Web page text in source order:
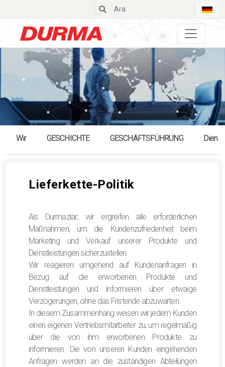
Durmazlar
Wir GESCHICHTE GESCHÄFTSFÜHRUNG
Lieferkette-Politik
Als Durmazlar; wir ergreifen alle erforderlichen
Maßnahmen, um die Kundenzufriedenheit beim
Marketing und Verkauf unserer Produkte und
Dienstleistungen sicherzustellen.
Wir reagieren umgehend auf Kundenanfragen in
Bezug auf die erworbenen Produkte und
Dienstleistungen und informieren über etwaige
Verzögerungen, ohne das Fristende abzuwarten.
In diesem Zusammenhang weisen wir jedem Kunden
einen eigenen Vertriebsmitarbeiter zu, um regelmäßig
über die von ihm erworbenen Produkte zu
informieren. Die von unseren Kunden eingehenden
Anfragen werden an die zuständigen Abteilungen